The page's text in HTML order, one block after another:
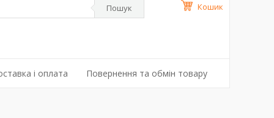
Пошук Кошик
і оплата Повернення та обмін товару